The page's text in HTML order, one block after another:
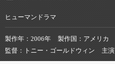
ヒューマンドラマ
製作年 2006年 製作国 アメリカ
監督
トニー・ゴールドウィン 主演